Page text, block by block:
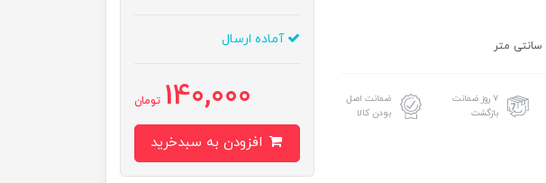
۷ روز ضمانت
بازگشت
ضمانت اصل
بودن کالا
آماده ارسال
140,000 تومان